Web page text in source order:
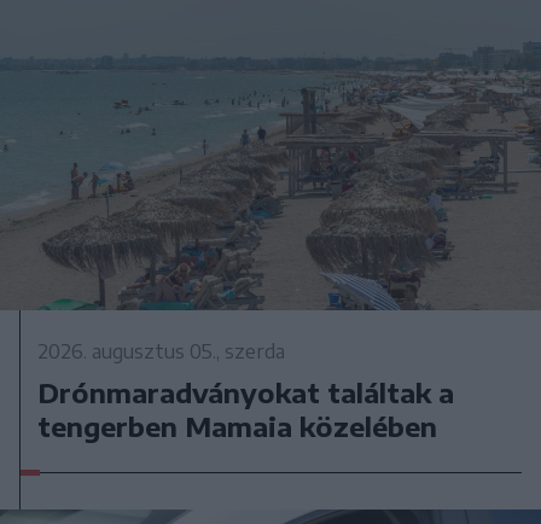
2026. augusztus 05., szerda
Drónmaradványokat találtak a
tengerben Mamaia közelében